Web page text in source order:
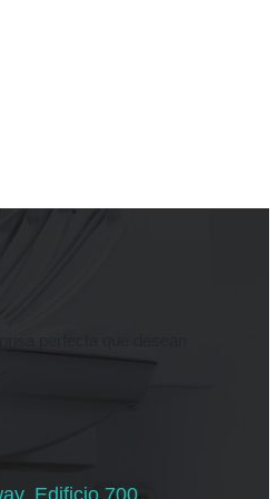
perfecta que desean
Edificio 700